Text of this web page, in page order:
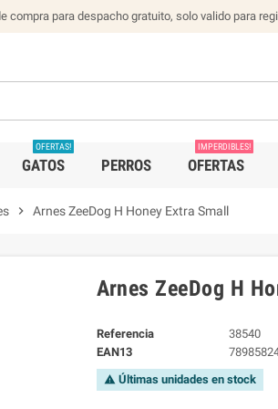
compra para despacho gratuito, solo valido para
GATOS
OFERTAS!
PERROS OFERTAS
IMPERDIBLES!
chevron_right Arnes ZeeDog H Honey Extra Small
Arnes ZeeDog H
Referencia
38540
EAN13
warning Últimas unidades en stock